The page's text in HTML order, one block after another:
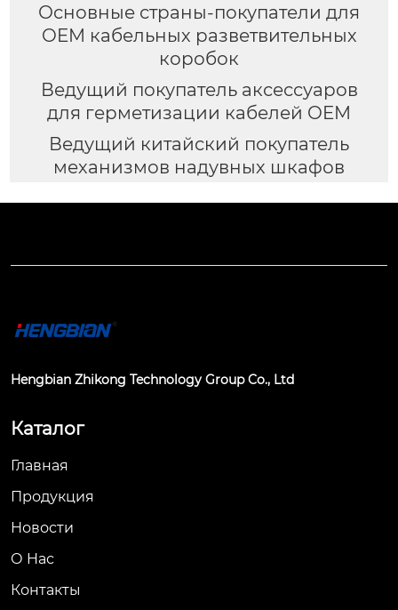
Основные страны-покупатели для
OEM кабельных разветвительных
коробок
Ведущий покупатель аксессуаров
для герметизации кабелей OEM
Ведущий китайский покупатель
механизмов надувных шкафов
Hengbian Zhikong Technology Group Co., Ltd
Каталог
Главная
Продукция
Новости
О Hас
Контакты